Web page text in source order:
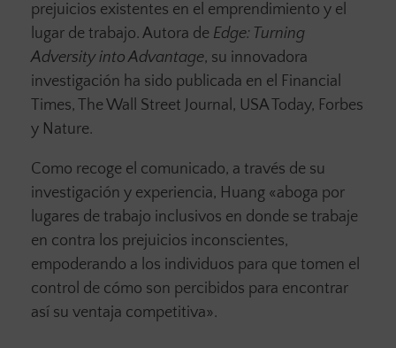
prejuicios existentes en el emprendimiento y el
lugar de trabajo. Autora de Edge: Turning
Adversity into Advantage, su innovadora
investigación ha sido publicada en el Financial
Times, The Wall Street Journal, USA Today, Forbes
y Nature.
Como recoge el comunicado, a través de su
investigación y experiencia, Huang «aboga por
lugares de trabajo inclusivos en donde se trabaje
en contra los prejuicios inconscientes,
empoderando a los individuos para que tomen el
control de cómo son percibidos para encontrar
así su ventaja competitiva».